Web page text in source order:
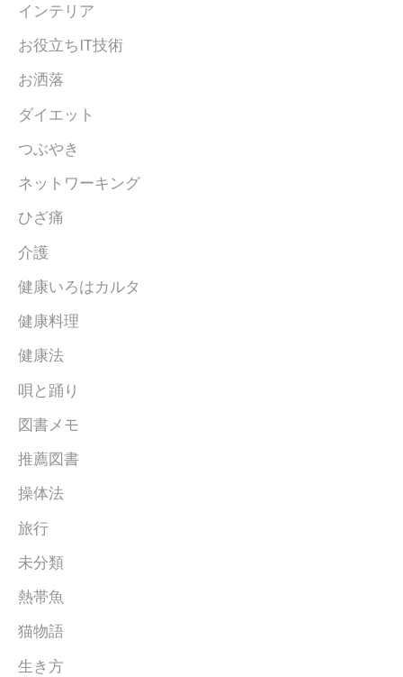
インテリア
お役立ちIT技術
お洒落
ダイエット
つぶやき
ネットワーキング
ひざ痛
介護
健康いろはカルタ
健康料理
健康法
唄と踊り
図書メモ
推薦図書
操体法
旅行
未分類
熱帯魚
猫物語
生き方